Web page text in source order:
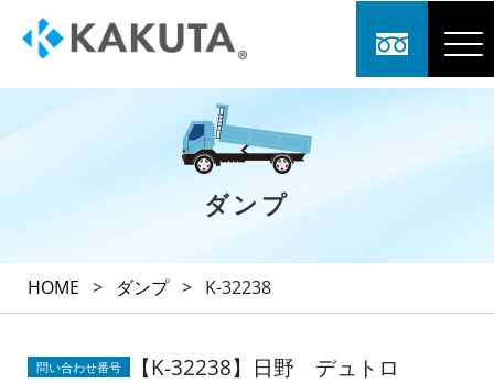
ダンプ
HOME > ダンプ > K-32238
問い合わせ番号 【K-32238】日野 デュトロ